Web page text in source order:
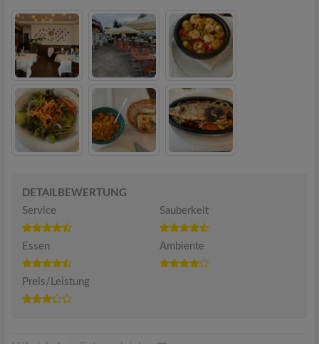
DETAILBEWERTUNG
Service
Sauberkeit
Essen Ambiente
Preis/Leistung